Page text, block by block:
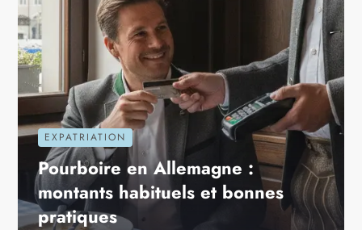
EXPATRIATION
Pourboire en Allemagne :
montants habituels et bonnes
pratiques